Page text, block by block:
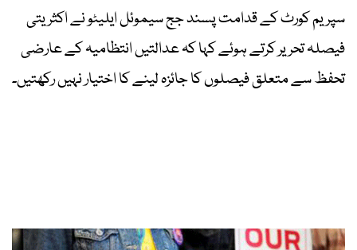
سپریم کورٹ کے قدامت پسند جج سیموئل ایلیٹو نے اکثریتی
فیصلہ تحریر کرتے ہوئے کہا کہ عدالتیں انتظامیہ کے عارضی
تحفظ سے متعلق فیصلوں کا جائزہ لینے کا اختیار نہیں رکھتیں۔